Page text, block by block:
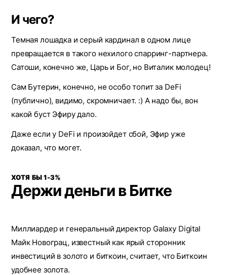
И чего?
Темная лошадка и серый кардинал в одном лице
превращается в такого нехилого спарринг-партнера.
Сатоши, конечно же, Царь и Бог, но Виталик молодец!
Сам Бутерин, конечно, не особо топит за DeFi
(публично), видимо, скромничает. :) А надо бы, вон
какой буст Эфиру дало.
Даже если у DeFi и произойдет сбой, Эфир уже
доказал, что могет.
ХОТЯ БЫ 1-3%
Держи деньги в Битке
Миллиардер и генеральный директор Galaxy Digital
Майк Новограц, известный как ярый сторонник
инвестиций в золото и биткоин, считает, что Биткоин
удобнее золота.